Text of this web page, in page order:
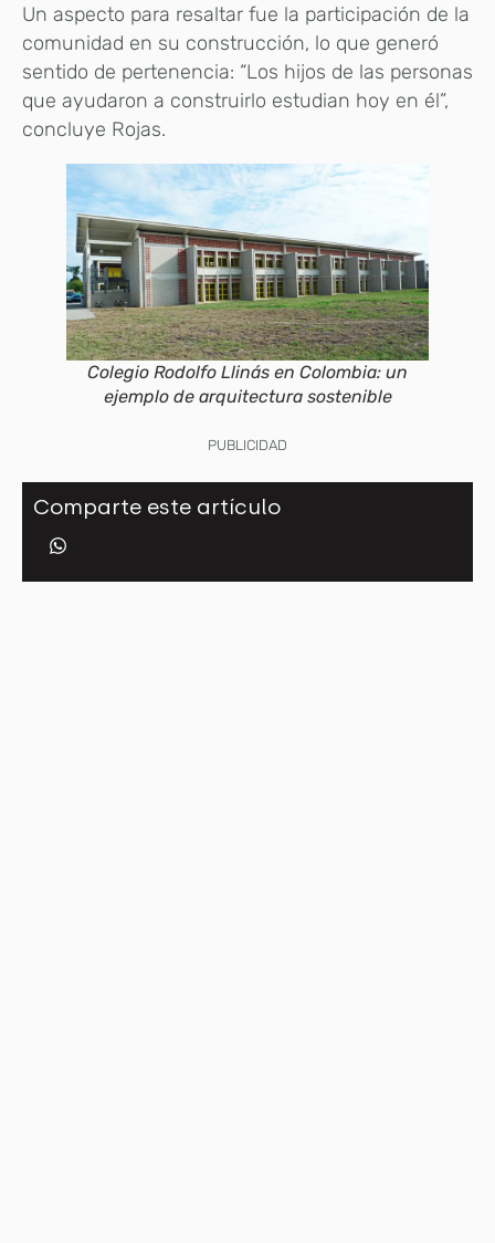
Un aspecto para resaltar fue la participación de la
comunidad en su construcción, lo que generó
sentido de pertenencia: “Los hijos de las personas
que ayudaron a construirlo estudian hoy en él”,
concluye Rojas.
Colegio Rodolfo Llinás en Colombia: un
ejemplo de arquitectura sostenible
PUBLICIDAD
Comparte este artículo